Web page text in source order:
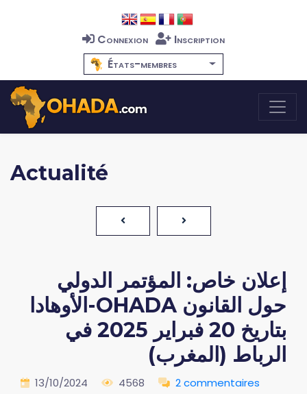
Connexion
Inscription
États-membres
Actualité
إعلان خاص: المؤتمر الدولي
حول القانون OHADA-الأوهادا
بتاريخ 20 فبراير 2025 في
الرباط (المغرب)
13/10/2024 4568 2 commentaires